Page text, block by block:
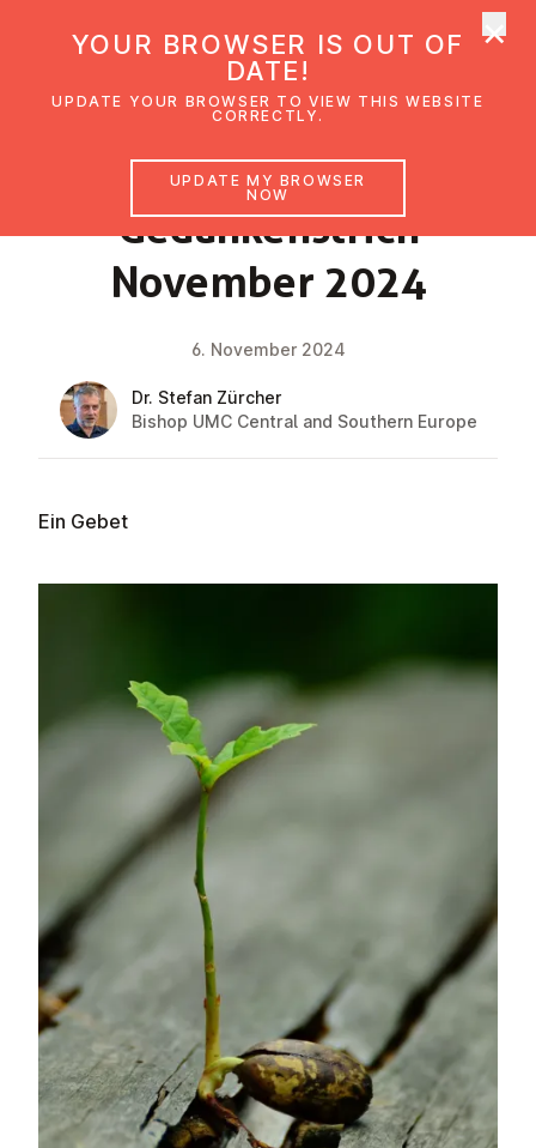
Gedanken­strich
November 2024
FAITH IMPULSE
6. November 2024
Dr. Stefan Zürcher
Bishop UMC Central and Southern Europe
Ein Gebet
YOUR BROWSER IS OUT OF
DATE!
UPDATE YOUR BROWSER TO VIEW THIS WEBSITE
CORRECTLY.
UPDATE MY BROWSER
NOW
×